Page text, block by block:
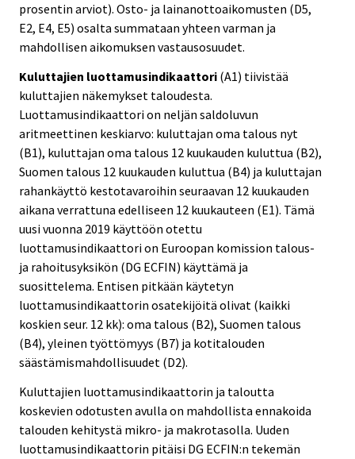
prosentin arviot). Osto- ja lainanottoaikomusten (D5,
E2, E4, E5) osalta summataan yhteen varman ja
mahdollisen aikomuksen vastausosuudet.
Kuluttajien luottamusindikaattori (A1) tiivistää
kuluttajien näkemykset taloudesta.
Luottamusindikaattori on neljän saldoluvun
aritmeettinen keskiarvo: kuluttajan oma talous nyt
(B1), kuluttajan oma talous 12 kuukauden kuluttua (B2),
Suomen talous 12 kuukauden kuluttua (B4) ja kuluttajan
rahankäyttö kestotavaroihin seuraavan 12 kuukauden
aikana verrattuna edelliseen 12 kuukauteen (E1). Tämä
uusi vuonna 2019 käyttöön otettu
luottamusindikaattori on Euroopan komission talous-
ja rahoitusyksikön (DG ECFIN) käyttämä ja
suosittelema. Entisen pitkään käytetyn
luottamusindikaattorin osatekijöitä olivat (kaikki
koskien seur. 12 kk): oma talous (B2), Suomen talous
(B4), yleinen työttömyys (B7) ja kotitalouden
säästämismahdollisuudet (D2).
Kuluttajien luottamusindikaattorin ja taloutta
koskevien odotusten avulla on mahdollista ennakoida
talouden kehitystä mikro- ja makrotasolla. Uuden
luottamusindikaattorin pitäisi DG ECFIN:n tekemän